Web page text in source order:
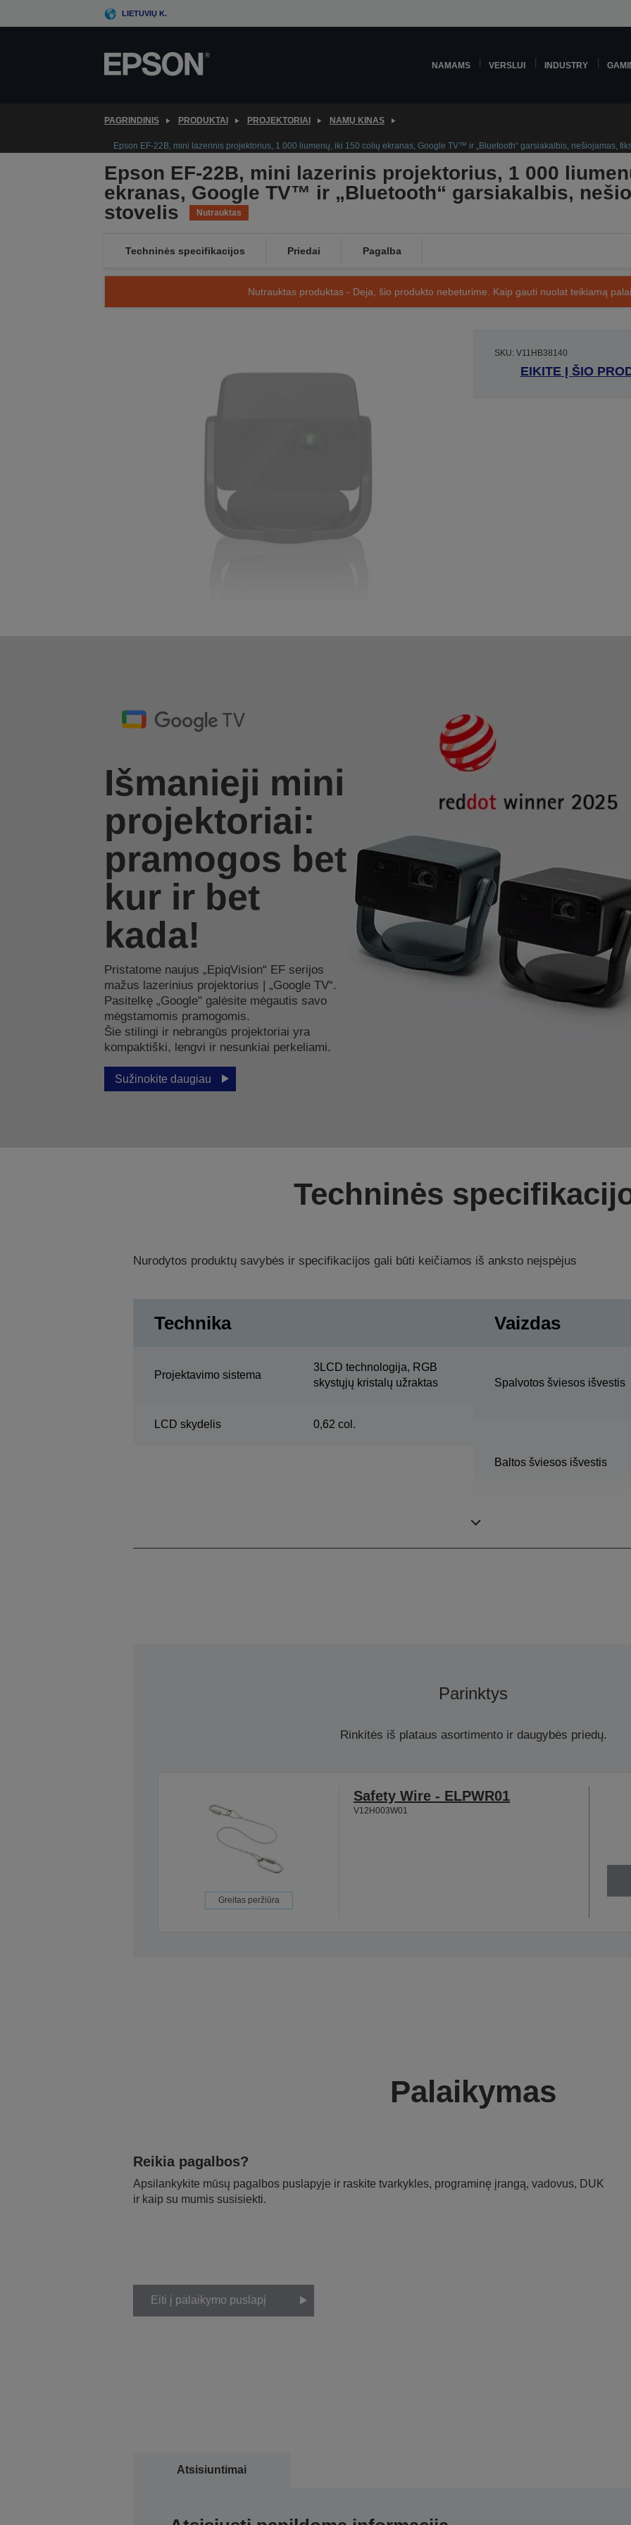
to
LIETUVIŲ K.
NAMAMS VERSLUI INDUSTRY
PAGRINDINIS PRODUKTAI PROJEKTORIAI NAMŲ KINAS
Epson EF-22B, mini lazerinis projektorius, 1 000 liumenų, iki 150 colių ekranas, Google TV™ ir „Bluetooth“ garsiakalbis, nešiojamas,
Epson EF-22B, mini lazerinis projektorius, 1 000
ekranas, Google TV™ ir „Bluetooth“ garsiakalbis,
stovelis
Nutrauktas
Techninės specifikacijos Priedai Pagalba
Nutrauktas produktas - Deja, šio produkto nebeturime. Kaip gauti nuolat teikiamą
SKU: V11HB38140
EIKITE Į ŠIO
Išmanieji mini
projektoriai:
pramogos bet
kur ir bet
kada!
Pristatome naujus „EpiqVision“ EF serijos
mažus lazerinius projektorius | „Google TV“.
Pasitelkę „Google" galėsite mėgautis savo
mėgstamomis pramogomis.
Šie stilingi ir nebrangūs projektoriai yra
kompaktiški, lengvi ir nesunkiai perkeliami.
Sužinokite daugiau
Techninės
Nurodytos produktų savybės ir specifikacijos gali būti keičiamos iš anksto neįspėjus
Technika
Projektavimo sistema
3LCD technologija, RGB
skystųjų kristalų užraktas
LCD skydelis 0,62 col.
Vaizdas
Spalvotos šviesos išvestis
Baltos šviesos išvestis
Parinktys
Rinkitės iš plataus asortimento ir daugybės priedų.
Greitas peržiūra
Safety Wire - ELPWR01
V12H003W01
Palaikymas
Reikia pagalbos?
Apsilankykite mūsų pagalbos puslapyje ir raskite tvarkykles, programinę įrangą, vadovus, DUK
ir kaip su mumis susisiekti.
Eiti į palaikymo puslapį
Atsisiuntimai